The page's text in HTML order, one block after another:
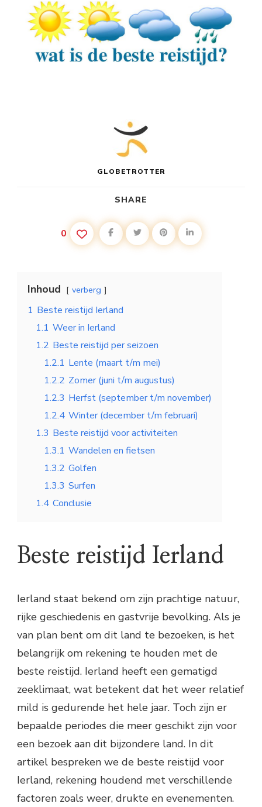
GLOBETROTTER
SHARE
0
Inhoud verberg
1 Beste reistijd Ierland
1.1 Weer in Ierland
1.2 Beste reistijd per seizoen
1.2.1 Lente (maart t/m mei)
1.2.2 Zomer (juni t/m augustus)
1.2.3 Herfst (september t/m november)
1.2.4 Winter (december t/m februari)
1.3 Beste reistijd voor activiteiten
1.3.1 Wandelen en fietsen
1.3.2 Golfen
1.3.3 Surfen
1.4 Conclusie
Beste reistijd Ierland
Ierland staat bekend om zijn prachtige natuur,
rijke geschiedenis en gastvrije bevolking. Als je
van plan bent om dit land te bezoeken, is het
belangrijk om rekening te houden met de
beste reistijd. Ierland heeft een gematigd
zeeklimaat, wat betekent dat het weer relatief
mild is gedurende het hele jaar. Toch zijn er
bepaalde periodes die meer geschikt zijn voor
een bezoek aan dit bijzondere land. In dit
artikel bespreken we de beste reistijd voor
Ierland, rekening houdend met verschillende
factoren zoals weer, drukte en evenementen.